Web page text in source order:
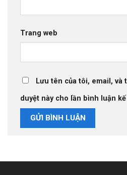
Trang web
Lưu tên của tôi, email,
duyệt này cho lần bình luận